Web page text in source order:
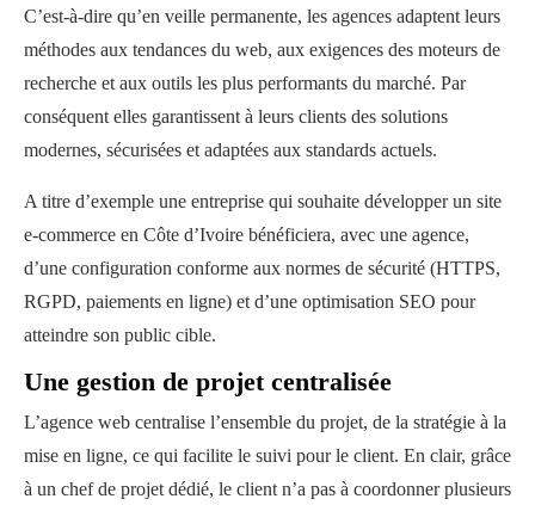
C’est-à-dire qu’en veille permanente, les agences adaptent leurs
méthodes aux tendances du web, aux exigences des moteurs de
recherche et aux outils les plus performants du marché. Par
conséquent elles garantissent à leurs clients des solutions
modernes, sécurisées et adaptées aux standards actuels.
A titre d’exemple une entreprise qui souhaite développer un site
e-commerce en Côte d’Ivoire bénéficiera, avec une agence,
d’une configuration conforme aux normes de sécurité (HTTPS,
RGPD, paiements en ligne) et d’une optimisation SEO pour
atteindre son public cible.
Une gestion de projet centralisée
L’agence web centralise l’ensemble du projet, de la stratégie à la
mise en ligne, ce qui facilite le suivi pour le client. En clair, grâce
à un chef de projet dédié, le client n’a pas à coordonner plusieurs